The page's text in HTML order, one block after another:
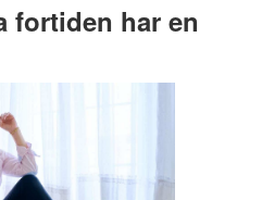
fortiden har en